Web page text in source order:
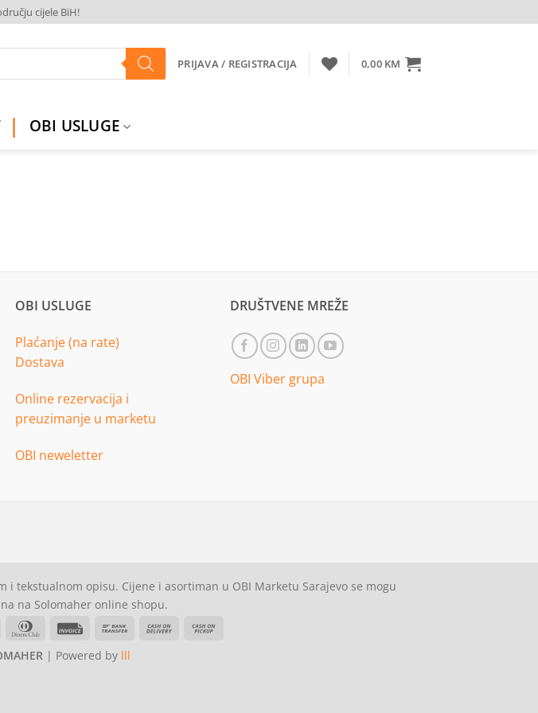
cijele BiH!
PRIJAVA / REGISTRACIJA 0,00 KM
OBI USLUGE
OBI USLUGE
Plaćanje (na rate)
Dostava
Online rezervacija i
preuzimanje u marketu
OBI neweletter
DRUŠTVENE MREŽE
OBI Viber grupa
tekstualnom opisu. Cijene i asortiman u OBI Marketu Sarajevo se mogu
na Solomaher online shopu.
American Dinners
Invoice
Bank
Cash
| Powered by lll